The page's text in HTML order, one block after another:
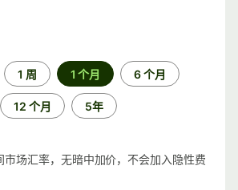
1 周 1 个月 6 个月
12 个月 5年
市场汇率，无暗中加价，不会加入隐性费